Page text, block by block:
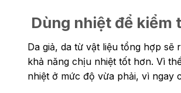
Dùng nhiệt để kiểm
Da giả, da từ vật liệu tổng hợp
khả năng chịu nhiệt tốt hơn. Vì
nhiệt ở mức độ vừa phải, vì ngay